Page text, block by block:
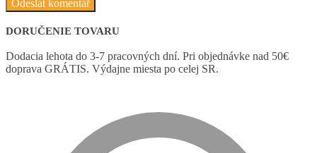
DORUČENIE TOVARU
Dodacia lehota do 3-7 pracovných dní. Pri objednávke nad 50€
doprava GRÁTIS. Výdajne miesta po celej SR.